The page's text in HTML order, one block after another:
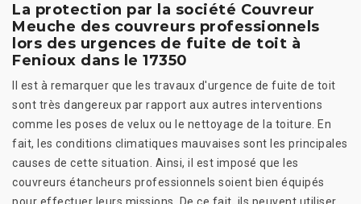
La protection par la société Couvreur
Meuche des couvreurs professionnels
lors des urgences de fuite de toit à
Fenioux dans le 17350
Il est à remarquer que les travaux d'urgence de fuite de toit
sont très dangereux par rapport aux autres interventions
comme les poses de velux ou le nettoyage de la toiture. En
fait, les conditions climatiques mauvaises sont les principales
causes de cette situation. Ainsi, il est imposé que les
couvreurs étancheurs professionnels soient bien équipés